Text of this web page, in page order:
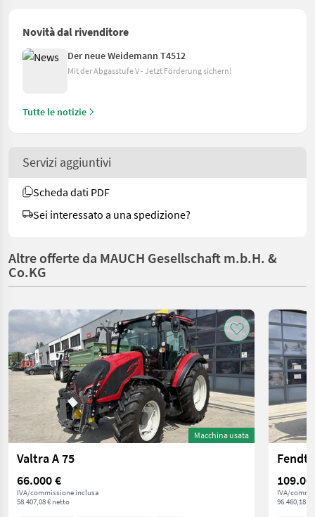
Novità dal rivenditore
Der neue Weidemann T4512
Mit der Abgasstufe V - Jetzt Förderung sichern!
Tutte le notizie
Servizi aggiuntivi
Scheda dati PDF
Sei interessato a una spedizione?
Altre offerte da MAUCH Gesellschaft m.b.H. &
Co.KG
Macchina usata
Valtra A 75
66.000 €
IVA/commissione inclusa
58.407,08 € netto
Fendt
IVA/
96.460,18 €